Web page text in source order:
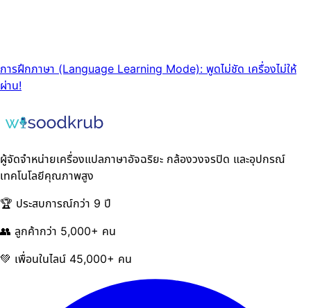
การฝึกภาษา (Language Learning Mode): พูดไม่ชัด เครื่องไม่ให้
ผ่าน!
ผู้จัดจำหน่ายเครื่องแปลภาษาอัจฉริยะ กล้องวงจรปิด และอุปกรณ์
เทคโนโลยีคุณภาพสูง
🏆 ประสบการณ์กว่า 9 ปี
👥 ลูกค้ากว่า 5,000+ คน
💚 เพื่อนในไลน์ 45,000+ คน